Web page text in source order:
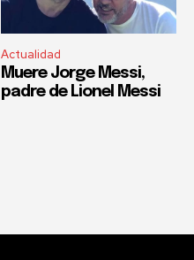
Actualidad
Muere Jorge Messi,
padre de Lionel Messi